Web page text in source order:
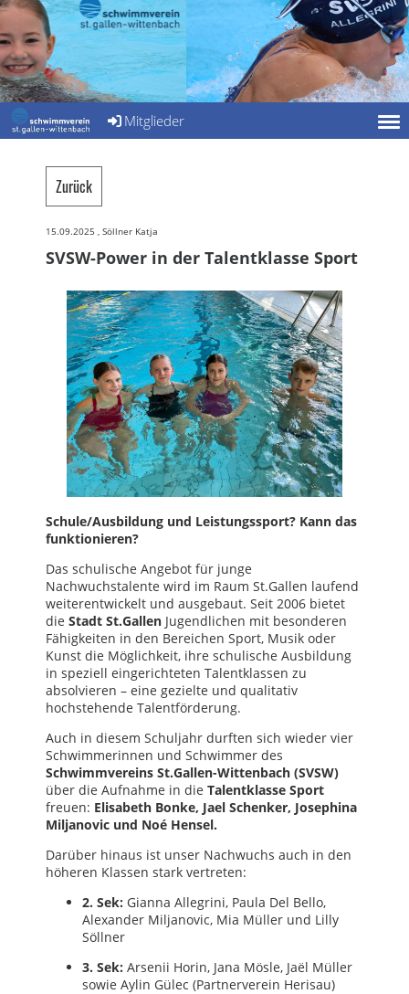
Mitglieder
Zurück
15.09.2025 , Söllner Katja
SVSW-Power in der Talentklasse Sport
Schule/Ausbildung und Leistungssport? Kann das
funktionieren?
Das schulische Angebot für junge
Nachwuchstalente wird im Raum St.Gallen laufend
weiterentwickelt und ausgebaut. Seit 2006 bietet
die Stadt St.Gallen Jugendlichen mit besonderen
Fähigkeiten in den Bereichen Sport, Musik oder
Kunst die Möglichkeit, ihre schulische Ausbildung
in speziell eingerichteten Talentklassen zu
absolvieren – eine gezielte und qualitativ
hochstehende Talentförderung.
Auch in diesem Schuljahr durften sich wieder vier
Schwimmerinnen und Schwimmer des
Schwimmvereins St.Gallen-Wittenbach (SVSW)
über die Aufnahme in die Talentklasse Sport
freuen: Elisabeth Bonke, Jael Schenker, Josephina
Miljanovic und Noé Hensel.
Darüber hinaus ist unser Nachwuchs auch in den
höheren Klassen stark vertreten:
2. Sek: Gianna Allegrini, Paula Del Bello,
Alexander Miljanovic, Mia Müller und Lilly
Söllner
3. Sek: Arsenii Horin, Jana Mösle, Jaël Müller
sowie Aylin Gülec (Partnerverein Herisau)